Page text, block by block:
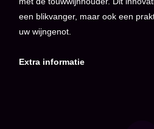
een blikvanger, maar ook een
uw wijngenot.
Extra informatie